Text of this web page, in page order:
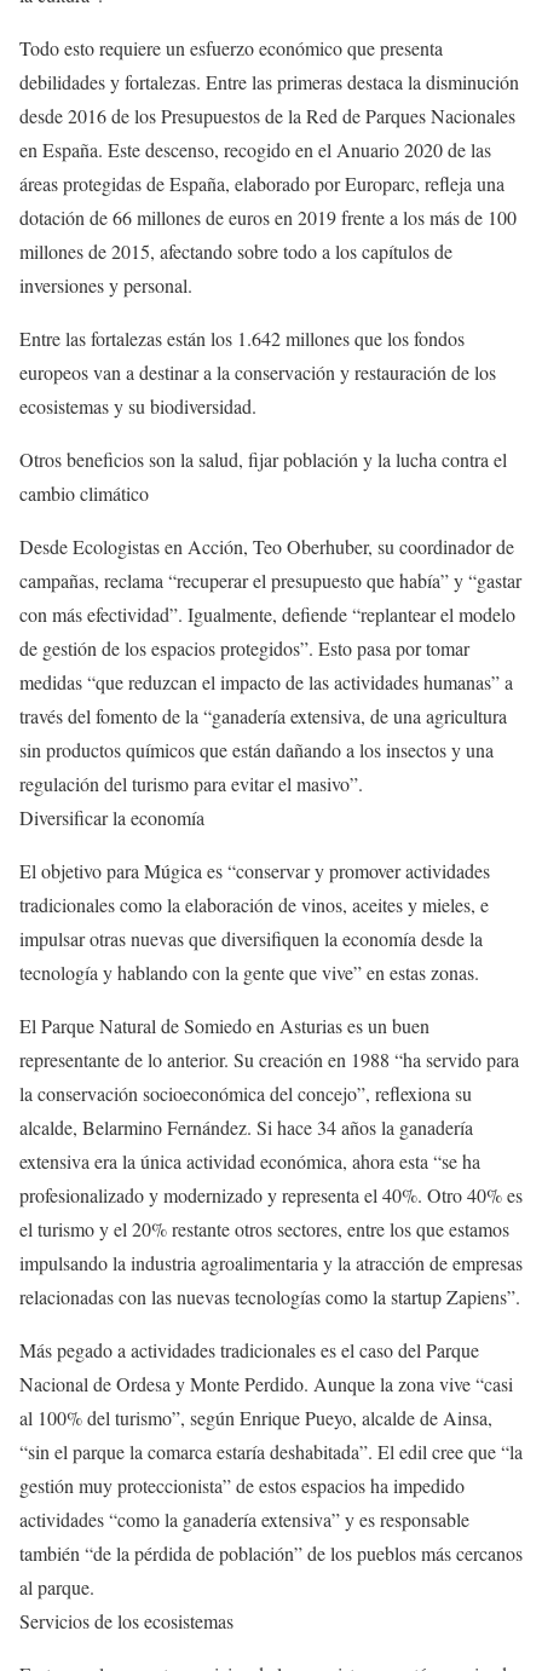
Todo esto requiere un esfuerzo económico que presenta
debilidades y fortalezas. Entre las primeras destaca la disminución
desde 2016 de los Presupuestos de la Red de Parques Nacionales
en España. Este descenso, recogido en el Anuario 2020 de las
áreas protegidas de España, elaborado por Europarc, refleja una
dotación de 66 millones de euros en 2019 frente a los más de 100
millones de 2015, afectando sobre todo a los capítulos de
inversiones y personal.
Entre las fortalezas están los 1.642 millones que los fondos
europeos van a destinar a la conservación y restauración de los
ecosistemas y su biodiversidad.
Otros beneficios son la salud, fijar población y la lucha contra el
cambio climático
Desde Ecologistas en Acción, Teo Oberhuber, su coordinador de
campañas, reclama “recuperar el presupuesto que había” y “gastar
con más efectividad”. Igualmente, defiende “replantear el modelo
de gestión de los espacios protegidos”. Esto pasa por tomar
medidas “que reduzcan el impacto de las actividades humanas” a
través del fomento de la “ganadería extensiva, de una agricultura
sin productos químicos que están dañando a los insectos y una
regulación del turismo para evitar el masivo”.
Diversificar la economía
El objetivo para Múgica es “conservar y promover actividades
tradicionales como la elaboración de vinos, aceites y mieles, e
impulsar otras nuevas que diversifiquen la economía desde la
tecnología y hablando con la gente que vive” en estas zonas.
El Parque Natural de Somiedo en Asturias es un buen
representante de lo anterior. Su creación en 1988 “ha servido para
la conservación socioeconómica del concejo”, reflexiona su
alcalde, Belarmino Fernández. Si hace 34 años la ganadería
extensiva era la única actividad económica, ahora esta “se ha
profesionalizado y modernizado y representa el 40%. Otro 40% es
el turismo y el 20% restante otros sectores, entre los que estamos
impulsando la industria agroalimentaria y la atracción de empresas
relacionadas con las nuevas tecnologías como la startup Zapiens”.
Más pegado a actividades tradicionales es el caso del Parque
Nacional de Ordesa y Monte Perdido. Aunque la zona vive “casi
al 100% del turismo”, según Enrique Pueyo, alcalde de Ainsa,
“sin el parque la comarca estaría deshabitada”. El edil cree que “la
gestión muy proteccionista” de estos espacios ha impedido
actividades “como la ganadería extensiva” y es responsable
también “de la pérdida de población” de los pueblos más cercanos
al parque.
Servicios de los ecosistemas